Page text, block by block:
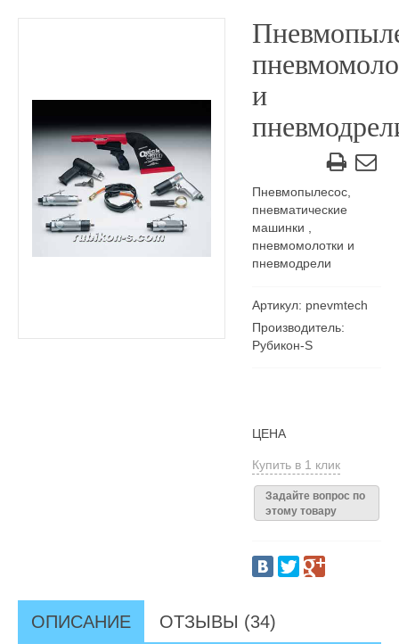
и
Пневмопылесос,
пневматические
машинки ,
пневмомолотки и
пневмодрели
Артикул: pnevmtech
Производитель:
Рубикон-S
ЦЕНА
Купить в 1 клик
Задайте вопрос по
этому товару
ОПИСАНИЕ ОТЗЫВЫ (34)